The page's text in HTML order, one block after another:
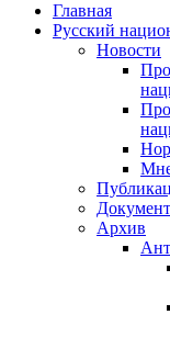
Главная
Русский
Новости
Архив